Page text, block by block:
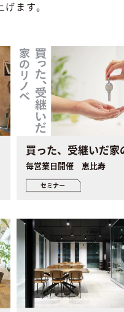
ます。
毎営業日開催 恵比寿
セミナー